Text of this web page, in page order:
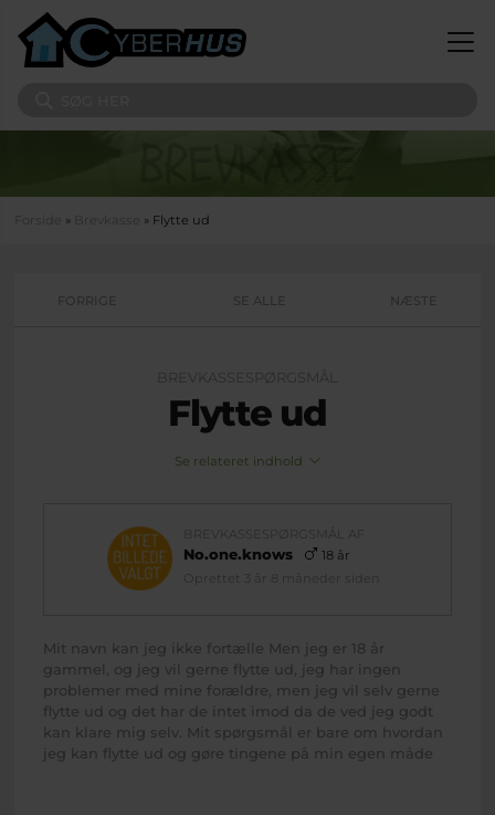
Du er her
» Brevkasse » Flytte ud
FORRIGE SE ALLE NÆSTE
BREVKASSESPØRGSMÅL
Flytte ud
Se relateret indhold
BREVKASSESPØRGSMÅL AF
No.one.knows
18 år
Oprettet 3 år 8 måneder siden
Mit navn kan jeg ikke fortælle Men jeg er 18 år
gammel, og jeg vil gerne flytte ud, jeg har ingen
problemer med mine forældre, men jeg vil selv gerne
flytte ud og det har de intet imod da de ved jeg godt
kan klare mig selv. Mit spørgsmål er bare om hvordan
jeg kan flytte ud og gøre tingene på min egen måde